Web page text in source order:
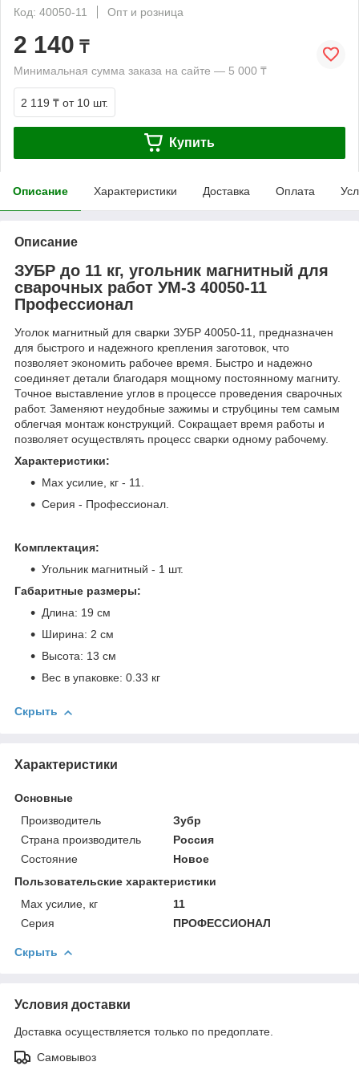
Код: 40050-11
Опт и розница
2 140 ₸
Минимальная сумма заказа на сайте — 5 000 ₸
2 119 ₸ от 10 шт.
Купить
Описание Характеристики Доставка Оплата
Описание
ЗУБР до 11 кг, угольник магнитный для
сварочных работ УМ-3 40050-11
Профессионал
Уголок магнитный для сварки ЗУБР 40050-11, предназначен
для быстрого и надежного крепления заготовок, что
позволяет экономить рабочее время. Быстро и надежно
соединяет детали благодаря мощному постоянному магниту.
Точное выставление углов в процессе проведения сварочных
работ. Заменяют неудобные зажимы и струбцины тем самым
облегчая монтаж конструкций. Сокращает время работы и
позволяет осуществлять процесс сварки одному рабочему.
Характеристики:
Max усилие, кг - 11.
Серия - Профессионал.
Комплектация:
Угольник магнитный - 1 шт.
Габаритные размеры:
Длина: 19 см
Ширина: 2 см
Высота: 13 см
Вес в упаковке: 0.33 кг
Скрыть
Характеристики
Основные
Производитель
Зубр
Страна производитель
Россия
Состояние
Новое
Пользовательские характеристики
Max усилие, кг
11
Серия
ПРОФЕССИОНАЛ
Скрыть
Условия доставки
Доставка осуществляется только по предоплате.
Самовывоз